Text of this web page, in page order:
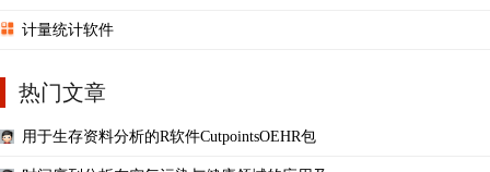
计量统计软件
热门文章
用于生存资料分析的R软件CutpointsOEHR包